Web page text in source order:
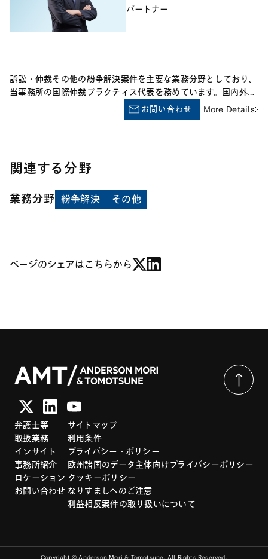
え、大手監査法人で会計監査の手続における不正リスク対応の経
験もあり、開示規制や会計・監査制度に関する助言を提供してい
ます。 【金融規制】 外資系資産運用会社や国内大手銀行への出
金融機関による厚生年金基金に対する過剰接待の調査の経験等を
活かして金融規制対応を助言しています。 【コンプライアン
ス】 国内外の規制当局による摘発を契機としたコンプライアン
スプログラムの改善支援、国内外の贈賄規制、競争法等のコンプ
パートナー
訴訟・仲裁その他の紛争解決案件を主要な業務分野としており、
当事務所の国際仲裁プラクティス代表を務めています。国内外の
企業を代理して、企業間商取引、ジョイントベンチャー、建設・
インフラプロジェクト、販売店・代理店契約、ライセンス、金融
解決国際センター（AAA-ICDR）、シンガポール国際仲裁センタ
規則による国際仲裁事件や国際訴訟事件において、多くの国内外
の企業の代理人を務めています。さらに、JCAA、KCAB
て国際仲裁分野のleading lawyerとして選出されたほか、
バイスを行っているほか、企業法務一般について幅広く取り扱っ
お問い合わせ More Details
関連する分野
業務分野 紛争解決 その他
ページのシェアはこちらから
弁護士等
取扱業務
インサイト
事務所紹介
ロケーション
お問い合わせ
サイトマップ
利用条件
プライバシー・ポリシー
欧州諸国のデータ主体向けプライバシーポリシー
クッキーポリシー
なりすましへのご注意
利益相反案件の取り扱いについて
Copyright © Anderson Mori & Tomotsune. All Rights Reserved.